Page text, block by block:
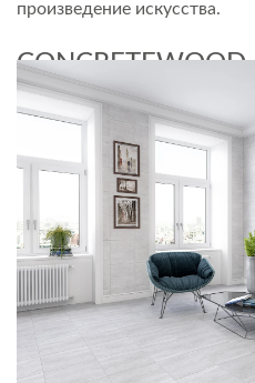
произведение искусства.
CONCRETEWOOD